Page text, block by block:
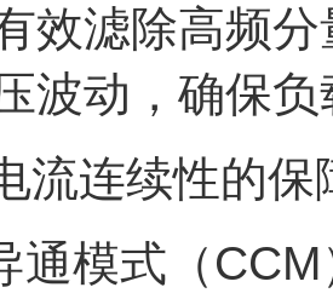
效滤除高频
波动，确保
流连续性的保
通模式（